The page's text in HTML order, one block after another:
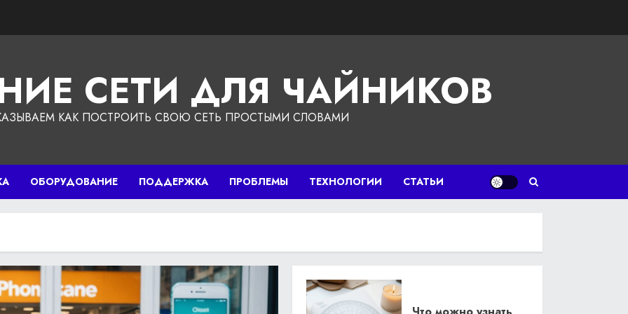
СЕТИ ДЛЯ ЧАЙНИКОВ
КАК ПОСТРОИТЬ СВОЮ СЕТЬ ПРОСТЫМИ СЛОВАМИ
ОБОРУДОВАНИЕ ПОДДЕРЖКА ПРОБЛЕМЫ ТЕХНОЛОГИИ СТАТЬИ